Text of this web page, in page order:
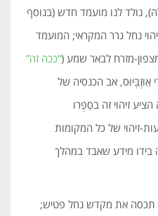
נולד לנו מועמד חדש (בנוסף
נחל גרר המקראי; המועמד
“ככה זה”
אב הכנסיה של
זיהוי זה בסִפְרו
זיהוי של כל המקומות
בידו מידע שאבד במהלך
תכסה את מקדש נחל פטיש;